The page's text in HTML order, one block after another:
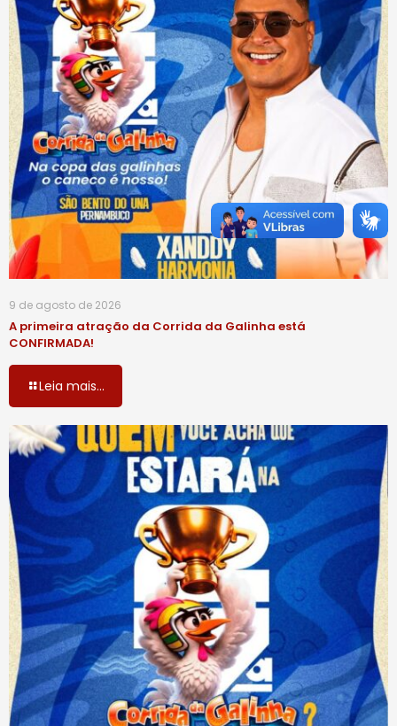
9 de agosto de 2026
A primeira atração da Corrida da Galinha está
CONFIRMADA!
Leia mais...